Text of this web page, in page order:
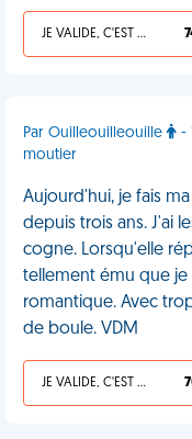
JE VALIDE, C'EST UNE VDM
Par Ouilleouilleouille
-
moutier
Aujourd'hui, je fais
depuis trois ans. J'ai
cogne. Lorsqu'elle
tellement ému que
romantique. Avec
de boule. VDM
JE VALIDE, C'EST UNE VDM